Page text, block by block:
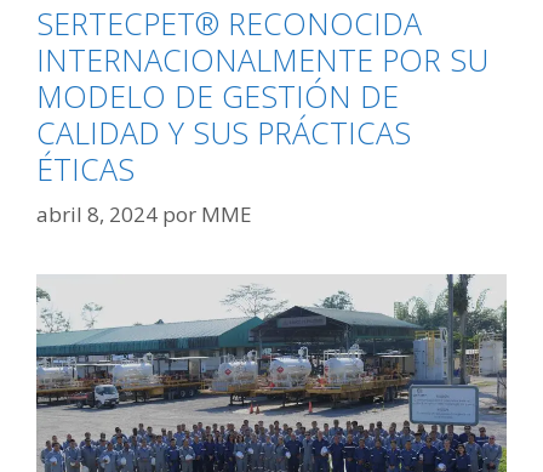
SERTECPET® RECONOCIDA
INTERNACIONALMENTE POR SU
MODELO DE GESTIÓN DE
CALIDAD Y SUS PRÁCTICAS
ÉTICAS
abril 8, 2024 por MME